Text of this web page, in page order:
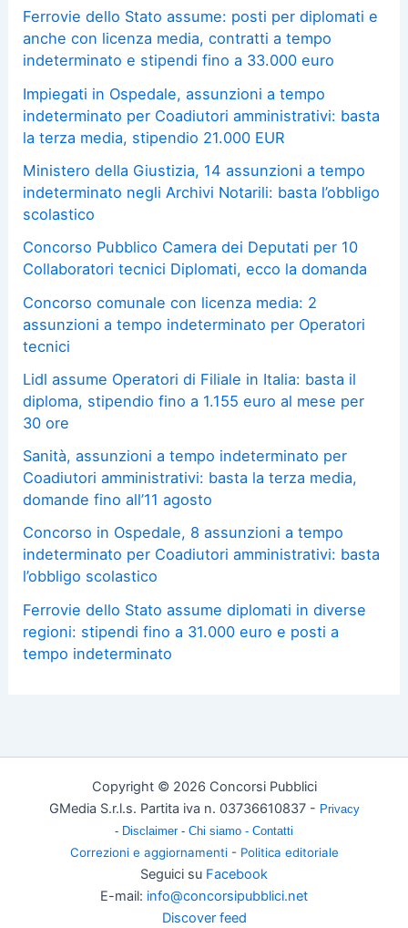
Ferrovie dello Stato assume: posti per diplomati e
anche con licenza media, contratti a tempo
indeterminato e stipendi fino a 33.000 euro
Impiegati in Ospedale, assunzioni a tempo
indeterminato per Coadiutori amministrativi: basta
la terza media, stipendio 21.000 EUR
Ministero della Giustizia, 14 assunzioni a tempo
indeterminato negli Archivi Notarili: basta l’obbligo
scolastico
Concorso Pubblico Camera dei Deputati per 10
Collaboratori tecnici Diplomati, ecco la domanda
Concorso comunale con licenza media: 2
assunzioni a tempo indeterminato per Operatori
tecnici
Lidl assume Operatori di Filiale in Italia: basta il
diploma, stipendio fino a 1.155 euro al mese per
30 ore
Sanità, assunzioni a tempo indeterminato per
Coadiutori amministrativi: basta la terza media,
domande fino all’11 agosto
Concorso in Ospedale, 8 assunzioni a tempo
indeterminato per Coadiutori amministrativi: basta
l’obbligo scolastico
Ferrovie dello Stato assume diplomati in diverse
regioni: stipendi fino a 31.000 euro e posti a
tempo indeterminato
Copyright © 2026 Concorsi Pubblici
GMedia S.r.l.s. Partita iva n. 03736610837 - Privacy
- Disclaimer - Chi siamo - Contatti
Correzioni e aggiornamenti- Politica editoriale
Seguici su Facebook
E-mail: info@concorsipubblici.net
Discover feed